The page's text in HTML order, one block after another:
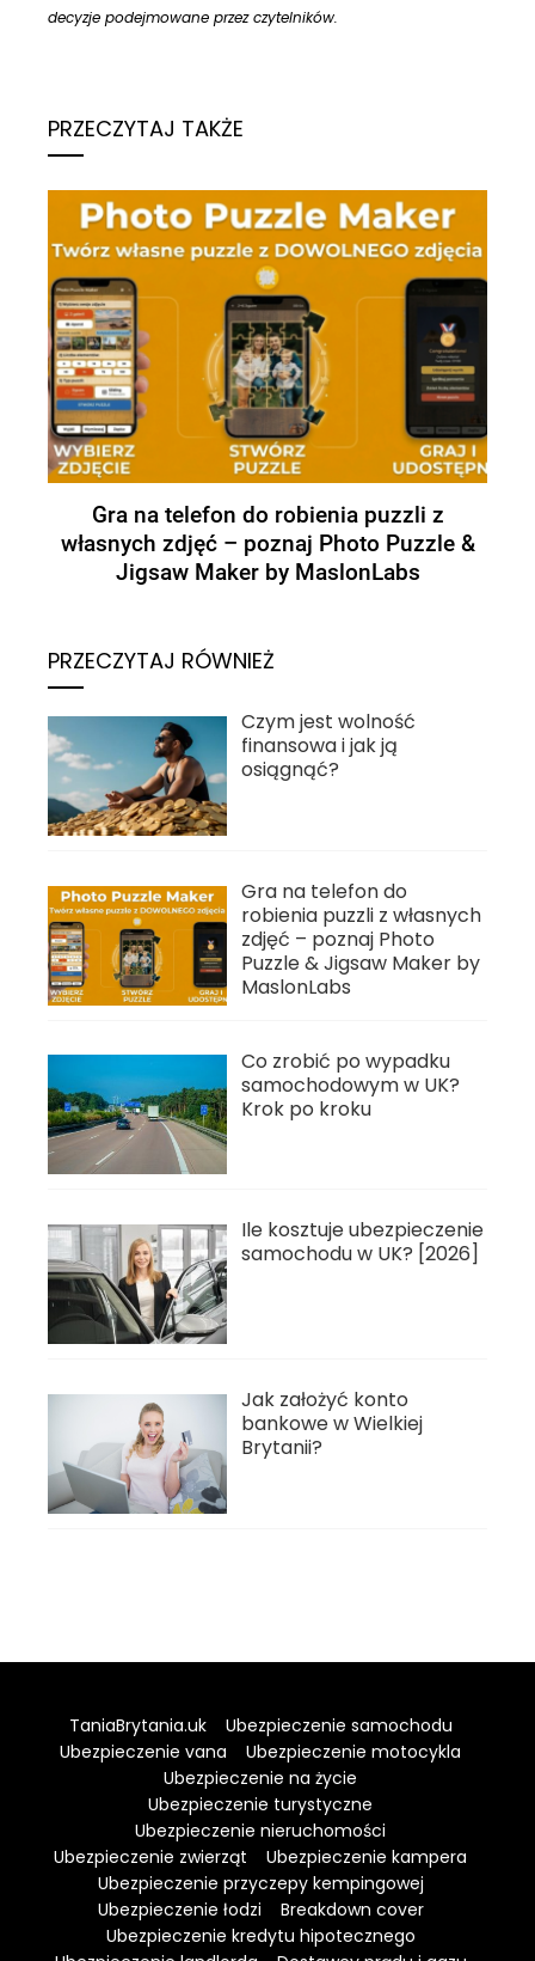
decyzje podejmowane przez czytelników.
PRZECZYTAJ TAKŻE
Gra na telefon do robienia puzzli z
własnych zdjęć – poznaj Photo Puzzle &
Jigsaw Maker by MaslonLabs
PRZECZYTAJ RÓWNIEŻ
Czym jest wolność
finansowa i jak ją
osiągnąć?
Gra na telefon do
robienia puzzli z własnych
zdjęć – poznaj Photo
Puzzle & Jigsaw Maker by
MaslonLabs
Co zrobić po wypadku
samochodowym w UK?
Krok po kroku
Ile kosztuje ubezpieczenie
samochodu w UK? [2026]
Jak założyć konto
bankowe w Wielkiej
Brytanii?
TaniaBrytania.uk
Ubezpieczenie samochodu
Ubezpieczenie vana
Ubezpieczenie motocykla
Ubezpieczenie na życie
Ubezpieczenie turystyczne
Ubezpieczenie nieruchomości
Ubezpieczenie zwierząt
Ubezpieczenie kampera
Ubezpieczenie przyczepy kempingowej
Ubezpieczenie łodzi
Breakdown cover
Ubezpieczenie kredytu hipotecznego